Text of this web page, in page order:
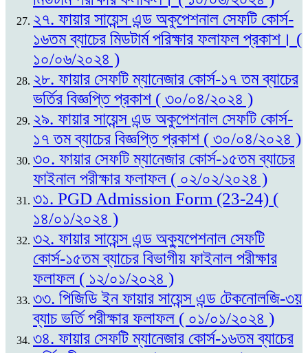
২৭. ফায়ার সায়েন্স এন্ড অকুপেশনাল সেফটি কোর্স-
১৬তম ব্যাচের মিডটার্ম পরিক্ষার ফলাফল প্রকাশ। (
১০/০৬/২০২৪ )
২৮. ফায়ার সেফটি ম্যানেজার কোর্স-১৭ তম ব্যাচের
ভর্তির বিজ্ঞপ্তি প্রকাশ ( ৩০/০৪/২০২৪ )
২৯. ফায়ার সায়েন্স এন্ড অকুপেশনাল সেফটি কোর্স-
১৭ তম ব্যাচের বিজ্ঞপ্তি প্রকাশ ( ৩০/০৪/২০২৪ )
৩০. ফায়ার সেফটি ম্যানেজার কোর্স-১৫তম ব্যাচের
ফাইনাল পরীক্ষার ফলাফল ( ০২/০২/২০২৪ )
৩১. PGD Admission Form (23-24) (
১৪/০১/২০২৪ )
৩২. ফায়ার সায়েন্স এন্ড অক্যুপেশনাল সেফটি
কোর্স-১৫তম ব্যাচের বিভাগীয় ফাইনাল পরীক্ষার
ফলাফল ( ১২/০১/২০২৪ )
৩৩. পিজিডি ইন ফায়ার সায়েন্স এন্ড টেকনোলজি-৩য়
ব্যাচ ভর্তি পরীক্ষার ফলাফল ( ০১/০১/২০২৪ )
৩৪. ফায়ার সেফটি ম্যানেজার কোর্স-১৬তম ব্যাচের